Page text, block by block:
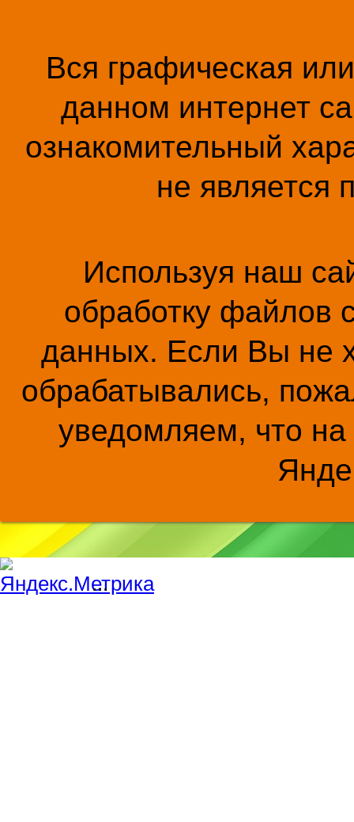
Вся графическая
данном интернет
ознакомительный
не является
Используя наш
обработку файлов
данных. Если Вы не
обрабатывались,
уведомляем, что на
...